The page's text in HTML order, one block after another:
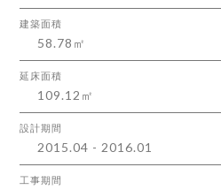
建築面積
58.78㎡
延床面積
109.12㎡
設計期間
2015.04 - 2016.01
工事期間